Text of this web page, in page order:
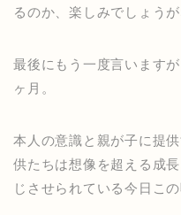
るのか、楽しみでしょうが
最後にもう一度言います
ヶ月。
本人の意識と親が子に提
供たちは想像を超える成
じさせられている今日この